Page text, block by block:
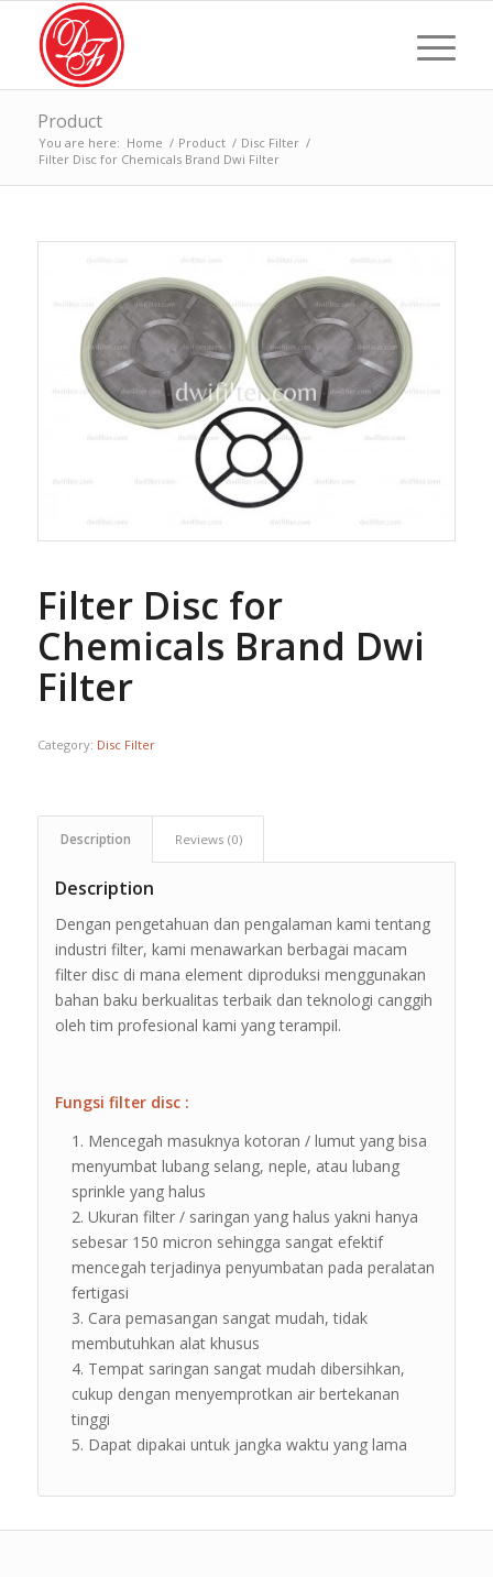
Product
You are here: Home / Product / Disc Filter /
Filter Disc for Chemicals Brand Dwi Filter
Filter Disc for
Chemicals Brand Dwi
Filter
Category: Disc Filter
Description Reviews (0)
Description
Dengan pengetahuan dan pengalaman kami tentang
industri filter, kami menawarkan berbagai macam
filter disc di mana element diproduksi menggunakan
bahan baku berkualitas terbaik dan teknologi canggih
oleh tim profesional kami yang terampil.
Fungsi filter disc :
Mencegah masuknya kotoran / lumut yang bisa
menyumbat lubang selang, neple, atau lubang
sprinkle yang halus
Ukuran filter / saringan yang halus yakni hanya
sebesar 150 micron sehingga sangat efektif
mencegah terjadinya penyumbatan pada peralatan
fertigasi
Cara pemasangan sangat mudah, tidak
membutuhkan alat khusus
Tempat saringan sangat mudah dibersihkan,
cukup dengan menyemprotkan air bertekanan
tinggi
Dapat dipakai untuk jangka waktu yang lama